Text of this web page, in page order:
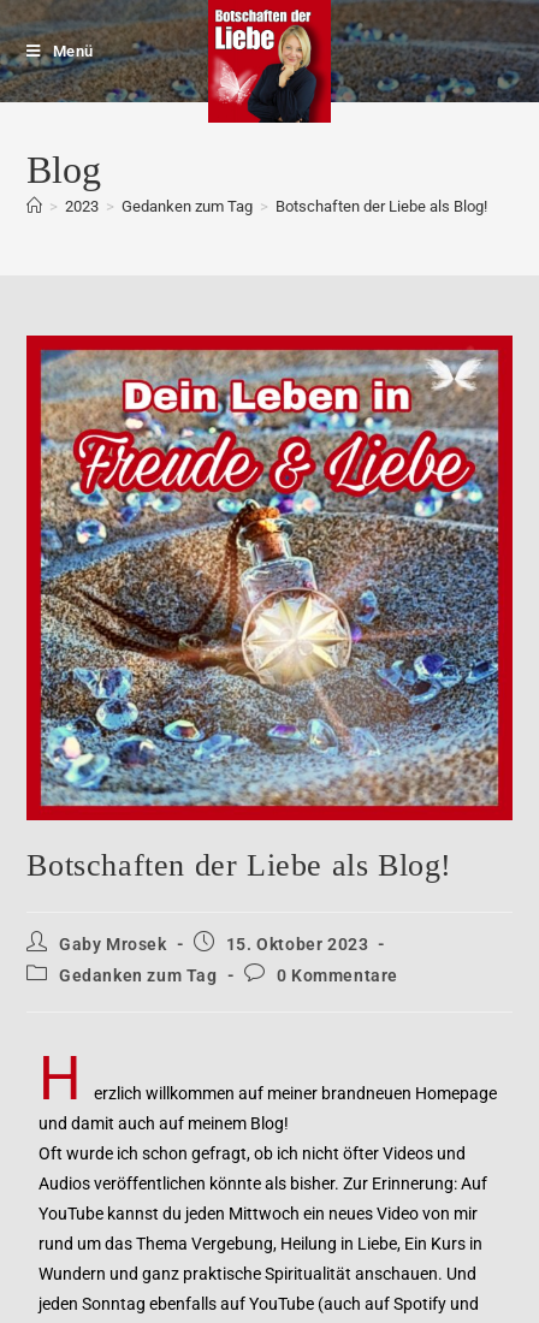
Menü
Blog
> 2023 > Gedanken zum Tag > Botschaften der Liebe als Blog!
Botschaften der Liebe als Blog!
Gaby Mrosek
15. Oktober 2023
Gedanken zum Tag
0 Kommentare
H
erzlich willkommen auf meiner brandneuen Homepage
und damit auch auf meinem Blog!
Oft wurde ich schon gefragt, ob ich nicht öfter Videos und
Audios veröffentlichen könnte als bisher. Zur Erinnerung: Auf
YouTube kannst du jeden Mittwoch ein neues Video von mir
rund um das Thema Vergebung, Heilung in Liebe, Ein Kurs in
Wundern und ganz praktische Spiritualität anschauen. Und
jeden Sonntag ebenfalls auf YouTube (auch auf Spotify und